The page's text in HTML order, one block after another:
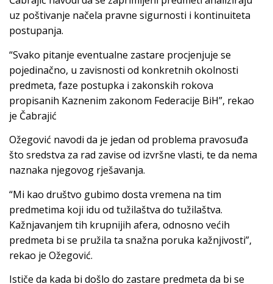
uz poštivanje načela pravne sigurnosti i kontinuiteta
postupanja.
“Svako pitanje eventualne zastare procjenjuje se
pojedinačno, u zavisnosti od konkretnih okolnosti
predmeta, faze postupka i zakonskih rokova
propisanih Kaznenim zakonom Federacije BiH”, rekao
je Čabrajić
Ožegović navodi da je jedan od problema pravosuđa
što sredstva za rad zavise od izvršne vlasti, te da nema
naznaka njegovog rješavanja.
“Mi kao društvo gubimo dosta vremena na tim
predmetima koji idu od tužilaštva do tužilaštva.
Kažnjavanjem tih krupnijih afera, odnosno većih
predmeta bi se pružila ta snažna poruka kažnjivosti”,
rekao je Ožegović.
Ističe da kada bi došlo do zastare predmeta da bi se